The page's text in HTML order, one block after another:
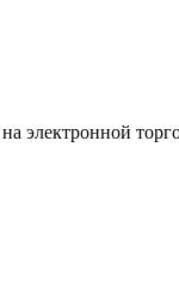
электронной